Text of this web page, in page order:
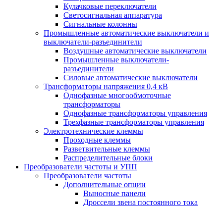
Кулачковые переключатели
Светосигнальная аппаратура
Сигнальные колонны
Промышленные автоматические выключатели и
выключатели-разъединители
Воздушные автоматические выключатели
Промышленные выключатели-
разъединители
Силовые автоматические выключатели
Трансформаторы напряжения 0,4 кВ
Однофазные многообмоточные
трансформаторы
Однофазные трансформаторы управления
Трехфазные трансформаторы управления
Электротехнические клеммы
Проходные клеммы
Разветвительные клеммы
Распределительные блоки
Преобразователи частоты и УПП
Преобразователи частоты
Дополнительные опции
Выносные панели
Дроссели звена постоянного тока